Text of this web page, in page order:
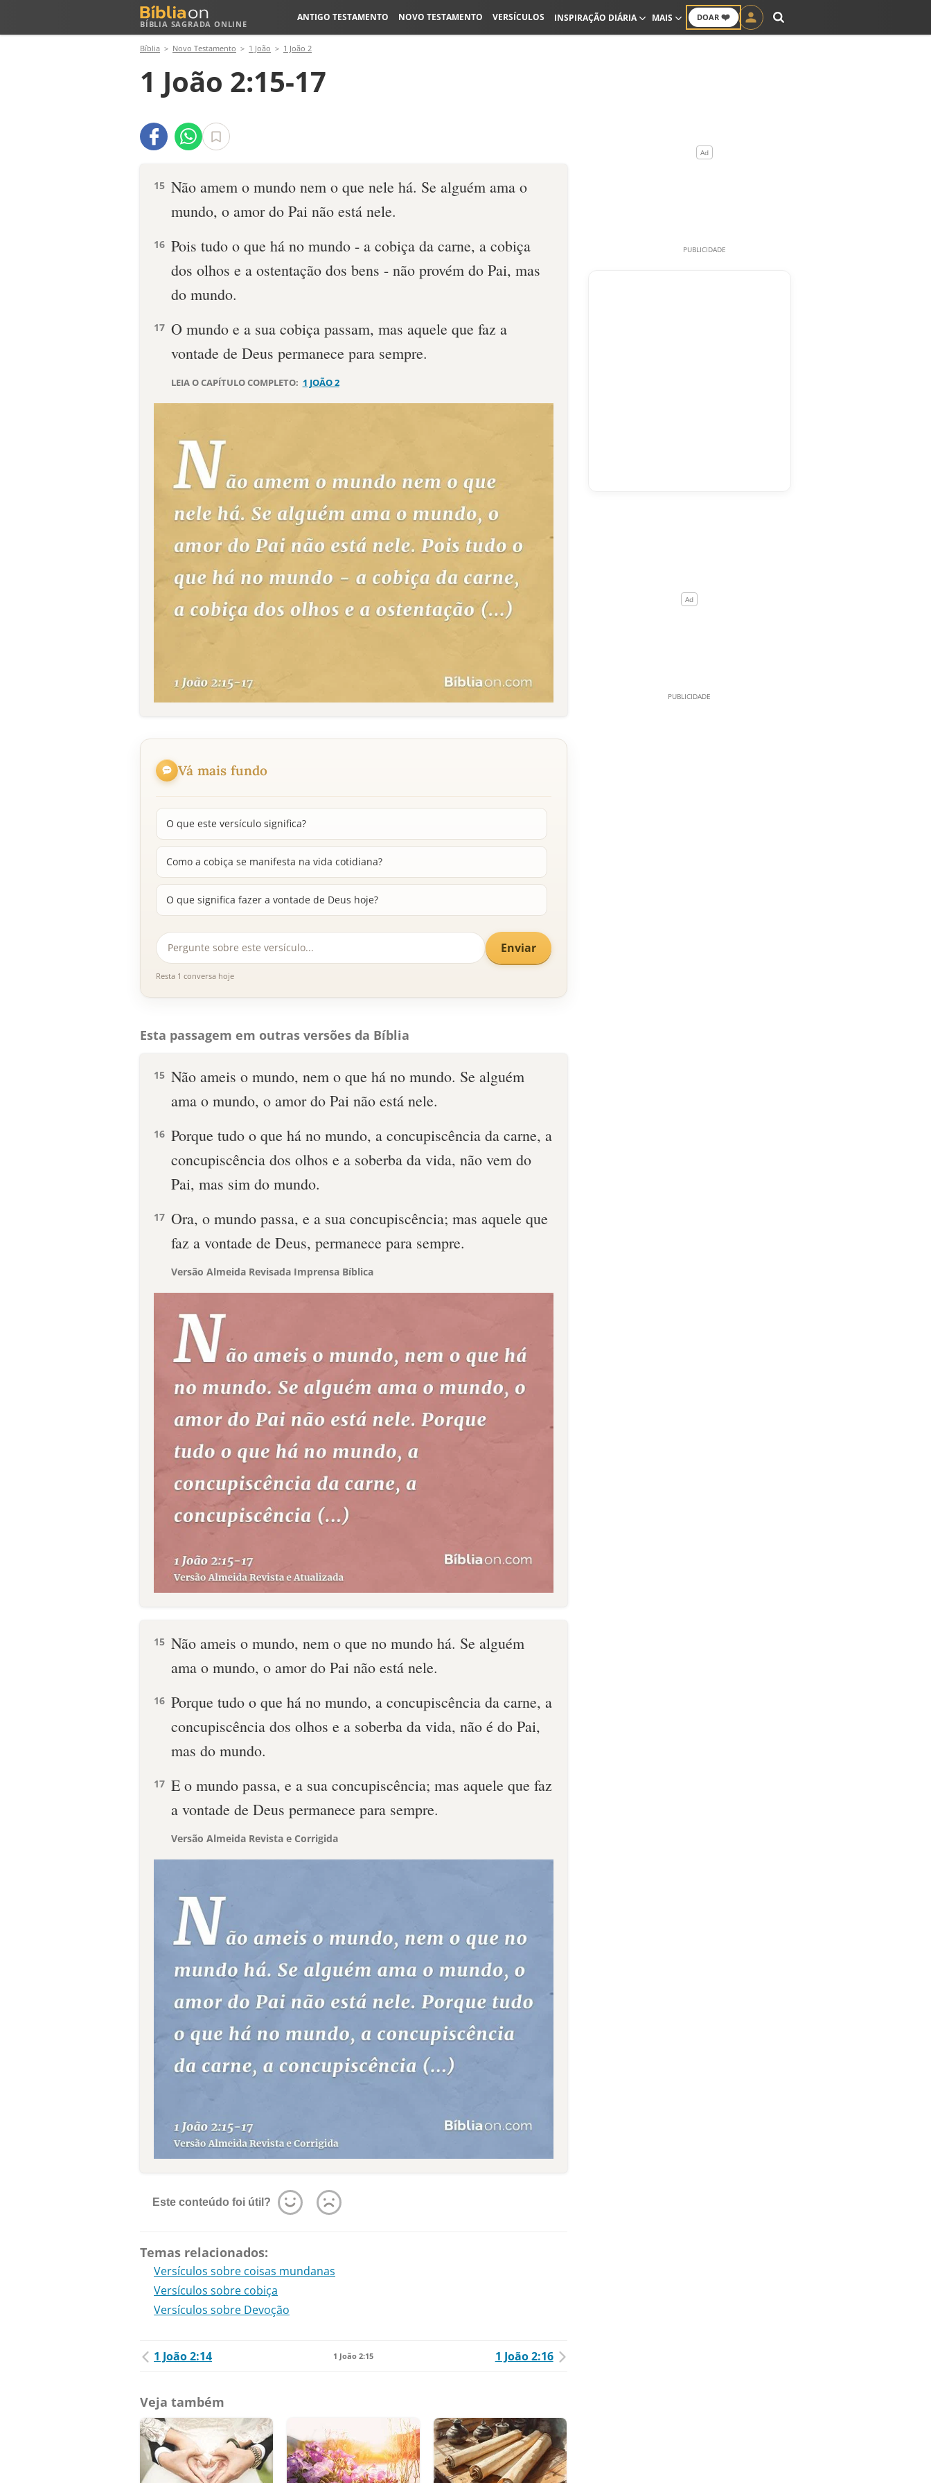
BÍBLIA SAGRADA ONLINE
DOAR ❤️
ANTIGO TESTAMENTO NOVO TESTAMENTO VERSÍCULOS INSPIRAÇÃO DIÁRIA MAIS
Bíblia Novo Testamento 1 João 1 João 2
1 João 2:15-17
15 Não amem o mundo nem o que nele há. Se alguém ama o
mundo, o amor do Pai não está nele.
16 Pois tudo o que há no mundo - a cobiça da carne, a cobiça
dos olhos e a ostentação dos bens - não provém do Pai, mas
do mundo.
17 O mundo e a sua cobiça passam, mas aquele que faz a
vontade de Deus permanece para sempre.
LEIA O CAPÍTULO COMPLETO: 1 JOÃO 2
Vá mais fundo
O que este versículo significa?
Como a cobiça se manifesta na vida cotidiana?
O que significa fazer a vontade de Deus hoje?
Enviar
Resta 1 conversa hoje
Esta passagem em outras versões da Bíblia
15 Não ameis o mundo, nem o que há no mundo. Se alguém
ama o mundo, o amor do Pai não está nele.
16 Porque tudo o que há no mundo, a concupiscência da carne, a
concupiscência dos olhos e a soberba da vida, não vem do
Pai, mas sim do mundo.
17 Ora, o mundo passa, e a sua concupiscência; mas aquele que
faz a vontade de Deus, permanece para sempre.
Versão Almeida Revisada Imprensa Bíblica
15 Não ameis o mundo, nem o que no mundo há. Se alguém
ama o mundo, o amor do Pai não está nele.
16 Porque tudo o que há no mundo, a concupiscência da carne, a
concupiscência dos olhos e a soberba da vida, não é do Pai,
mas do mundo.
17 E o mundo passa, e a sua concupiscência; mas aquele que faz
a vontade de Deus permanece para sempre.
Versão Almeida Revista e Corrigida
Este conteúdo foi útil?
Temas relacionados:
Versículos sobre coisas mundanas
Versículos sobre cobiça
Versículos sobre Devoção
1 João 2:14 1 João 2:15 1 João 2:16
Veja também